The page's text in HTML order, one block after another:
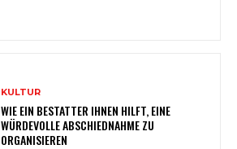
KULTUR
WIE EIN BESTATTER IHNEN HILFT, EINE
WÜRDEVOLLE ABSCHIEDNAHME ZU
ORGANISIEREN